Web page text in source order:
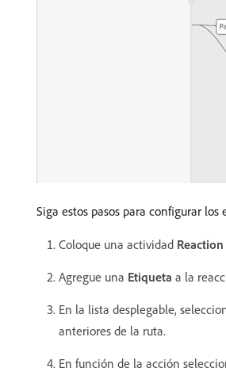
Siga estos pasos para configurar los
Coloque una actividad Reaction
Agregue una Etiqueta a la
En la lista desplegable,
anteriores de la ruta.
En función de la acción